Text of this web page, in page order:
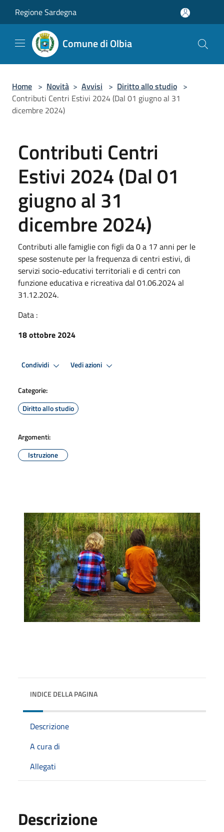
Regione Sardegna
Comune di Olbia
Home > Novità > Avvisi > Diritto allo studio >
Contributi Centri Estivi 2024 (Dal 01 giugno al 31
dicembre 2024)
Contributi Centri
Estivi 2024 (Dal 01
giugno al 31
dicembre 2024)
Contributi alle famiglie con figli da 0 a 17 anni per le
spese sostenute per la frequenza di centri estivi, di
servizi socio-educativi territoriali e di centri con
funzione educativa e ricreativa dal 01.06.2024 al
31.12.2024.
Data :
18 ottobre 2024
Condividi Vedi azioni
Categorie:
Diritto allo studio
Argomenti:
Istruzione
INDICE DELLA PAGINA
Descrizione
A cura di
Allegati
Descrizione